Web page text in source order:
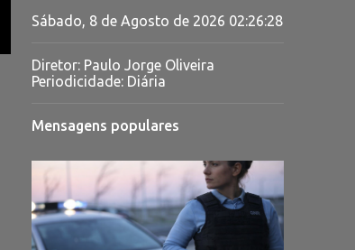
Sábado, 8 de Agosto de 2026 02:26:29
Diretor: Paulo Jorge Oliveira
Periodicidade: Diária
Mensagens populares